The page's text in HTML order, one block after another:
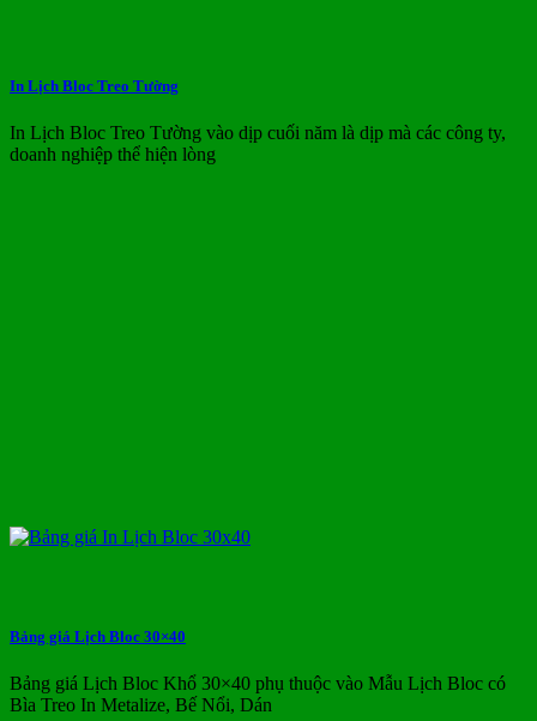
In Lịch Bloc Treo Tường
In Lịch Bloc Treo Tường vào dịp cuối năm là dịp mà các công ty,
doanh nghiệp thể hiện lòng
Bảng giá Lịch Bloc 30×40
Bảng giá Lịch Bloc Khổ 30×40 phụ thuộc vào Mẫu Lịch Bloc có
Bìa Treo In Metalize, Bế Nổi, Dán